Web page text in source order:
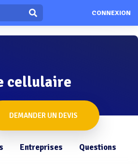
CONNEXION
cellulaire
DEMANDER UN DEVIS
Entreprises Questions